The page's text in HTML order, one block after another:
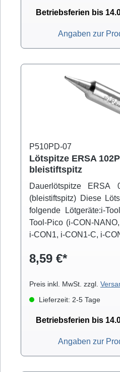
Betriebsferien bis
Angaben zur
P510PD-07
Lötspitze ERSA
bleistiftspitz
Dauerlötspitze ERSA
(bleistiftspitz) Diese
folgende Lötgeräte:i-
Tool-Pico (i-CON-
i-CON1, i-CON1-C, i-
8,59 €*
Preis inkl. MwSt. zzgl.
Lieferzeit: 2-5 Tage
Betriebsferien bis
Angaben zur